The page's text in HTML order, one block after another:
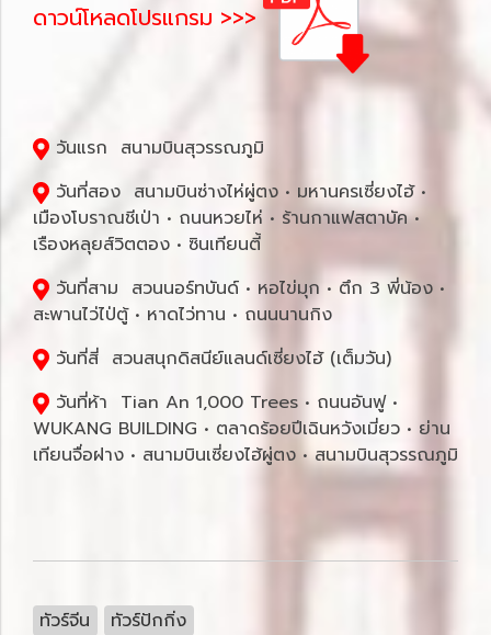
ดาวน์โหลดโปรแกรม >>>
วันแรก สนามบินสุวรรณภูมิ
วันที่สอง สนามบินซ่างไห่ผู่ตง • มหานครเซี่ยงไฮ้ •
เมืองโบราณชีเป่า • ถนนหวยไห่ • ร้านกาแฟสตาบัค •
เรืองหลุยส์วิตตอง • ซินเทียนตี้
วันที่สาม สวนนอร์ทบันด์ • หอไข่มุก • ตึก 3 พี่น้อง •
สะพานไว่ไป่ตู้ • หาดไว่ทาน • ถนนนานกิง
วันที่สี่ สวนสนุกดิสนีย์แลนด์เซี่ยงไฮ้ (เต็มวัน)
วันที่ห้า Tian An 1,000 Trees • ถนนอันฟู •
WUKANG BUILDING • ตลาดร้อยปีเฉินหวังเมี่ยว • ย่าน
เทียนจื่อฝาง • สนามบินเซี่ยงไฮ้ผู่ตง • สนามบินสุวรรณภูมิ
ทัวร์จีน ทัวร์ปักกิ่ง